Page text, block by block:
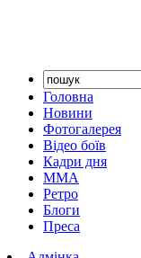
Головна
Новини
Фотогалерея
Відео боїв
Кадри дня
ММА
Ретро
Блоги
Преса